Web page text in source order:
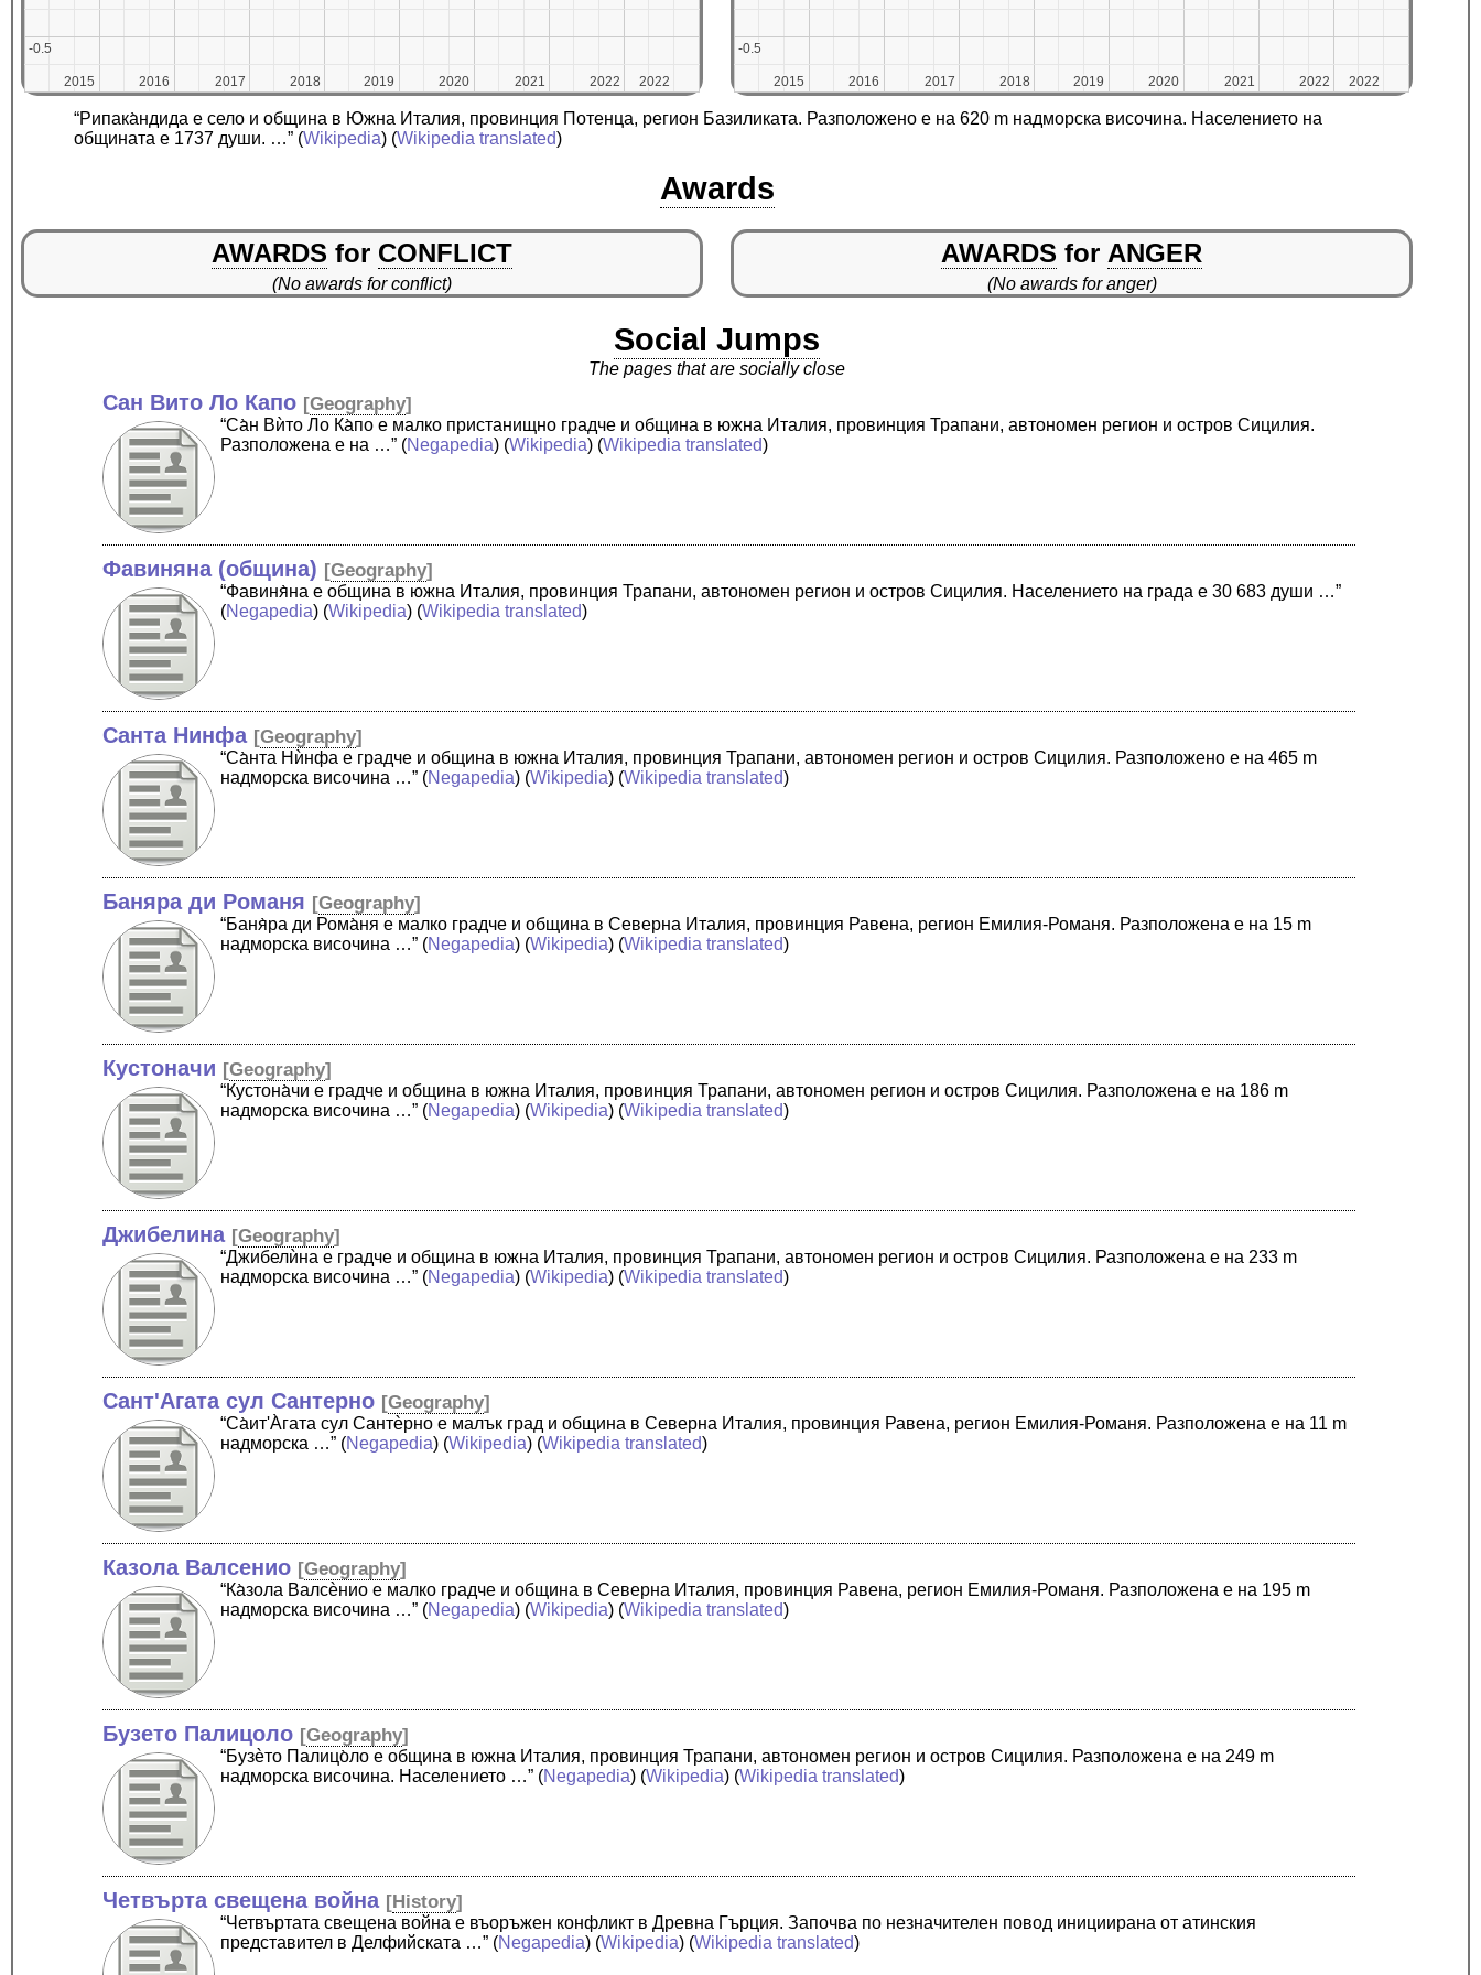
2015
2015 2016
2016 2017
2017 2018
2018 2019
2019 2020
2020 2021
2021 2022
2022 2022
2022
-0.5
-0.5
2015
2015 2016
2016 2017
2017 2018
2018 2019
2019 2020
2020 2021
2021 2022
2022 2022
2022
-0.5
-0.5
“Рипака̀ндида е село и община в Южна Италия, провинция Потенца, регион Базиликата. Разположено е на 620 m надморска височина. Населението на
общината е 1737 души. …” (Wikipedia) (Wikipedia translated)
Awards
AWARDS for CONFLICT
(No awards for conflict)
AWARDS for ANGER
(No awards for anger)
Social Jumps
The pages that are socially close
Сан Вито Ло Капо [Geography]
“Са̀н Вѝто Ло Ка̀по е малко пристанищно градче и община в южна Италия, провинция Трапани, автономен регион и остров Сицилия.
Разположена е на …” (Negapedia) (Wikipedia) (Wikipedia translated)
Фавиняна (община) [Geography]
“Фавиня̀на е община в южна Италия, провинция Трапани, автономен регион и остров Сицилия. Населението на града е 30 683 души …”
(Negapedia) (Wikipedia) (Wikipedia translated)
Санта Нинфа [Geography]
“Са̀нта Нѝнфа е градче и община в южна Италия, провинция Трапани, автономен регион и остров Сицилия. Разположено е на 465 m
надморска височина …” (Negapedia) (Wikipedia) (Wikipedia translated)
Баняра ди Романя [Geography]
“Баня̀ра ди Рома̀ня е малко градче и община в Северна Италия, провинция Равена, регион Емилия-Романя. Разположена е на 15 m
надморска височина …” (Negapedia) (Wikipedia) (Wikipedia translated)
Кустоначи [Geography]
“Кустона̀чи е градче и община в южна Италия, провинция Трапани, автономен регион и остров Сицилия. Разположена е на 186 m
надморска височина …” (Negapedia) (Wikipedia) (Wikipedia translated)
Джибелина [Geography]
“Джибелѝна е градче и община в южна Италия, провинция Трапани, автономен регион и остров Сицилия. Разположена е на 233 m
надморска височина …” (Negapedia) (Wikipedia) (Wikipedia translated)
Сант'Агата сул Сантерно [Geography]
“Cа̀ит'А̀гата сул Сантѐрно е малък град и община в Северна Италия, провинция Равена, регион Емилия-Романя. Разположена е на 11 m
надморска …” (Negapedia) (Wikipedia) (Wikipedia translated)
Казола Валсенио [Geography]
“Ка̀зола Валсѐнио е малко градче и община в Северна Италия, провинция Равена, регион Емилия-Романя. Разположена е на 195 m
надморска височина …” (Negapedia) (Wikipedia) (Wikipedia translated)
Бузето Палицоло [Geography]
“Бузѐто Палицо̀ло е община в южна Италия, провинция Трапани, автономен регион и остров Сицилия. Разположена е на 249 m
надморска височина. Населението …” (Negapedia) (Wikipedia) (Wikipedia translated)
Четвърта свещена война [History]
“Четвъртата свещена война е въоръжен конфликт в Древна Гърция. Започва по незначителен повод инициирана от атинския
представител в Делфийската …” (Negapedia) (Wikipedia) (Wikipedia translated)